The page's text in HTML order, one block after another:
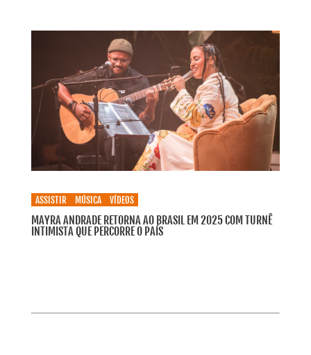
ASSISTIR MÚSICA VÍDEOS
MAYRA ANDRADE RETORNA AO BRASIL EM 2025 COM TURNÊ
INTIMISTA QUE PERCORRE O PAÍS